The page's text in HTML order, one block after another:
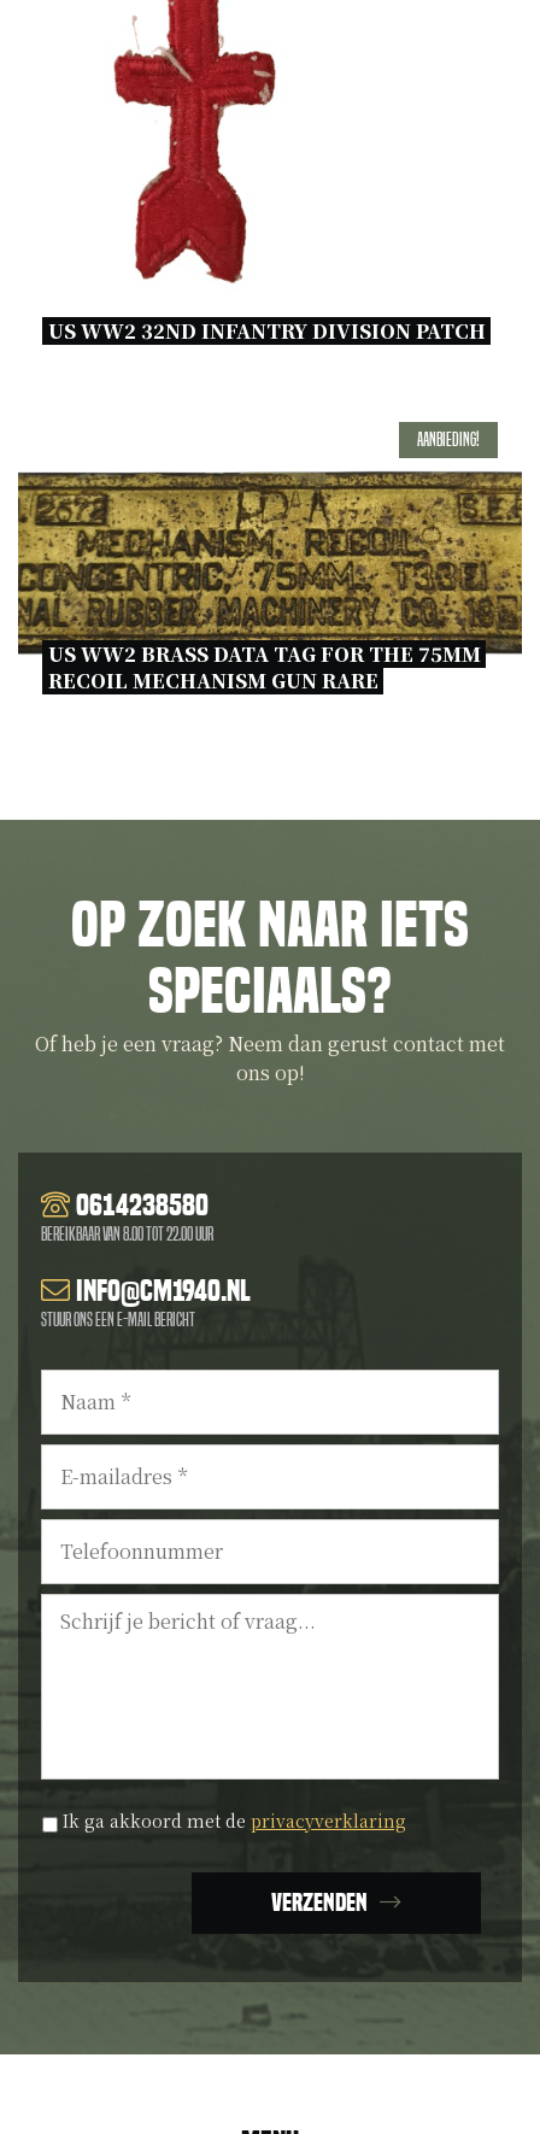
US WW2 32ND INFANTRY DIVISION PATCH
Aanbieding!
US WW2 BRASS DATA TAG FOR THE 75MM
RECOIL MECHANISM GUN RARE
Op zoek naar iets
speciaals?
Of heb je een vraag? Neem dan gerust contact met
ons op!
0614238580
Bereikbaar van 8.00 tot 22.00 uur
info@cm1940.nl
Stuur ons een e-mail bericht
mailadres *
Privacyverklaring *
Ik ga akkoord met de privacyverklaring
Verzenden